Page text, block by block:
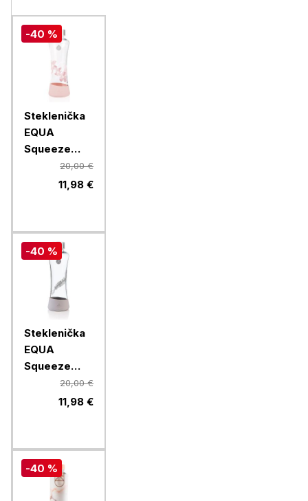
-40 %
Steklenička
EQUA
Squeeze
Magnolia,
20,00 €
11,98 €
-40 %
Steklenička
EQUA
Squeeze
Feather, 550
20,00 €
11,98 €
-40 %